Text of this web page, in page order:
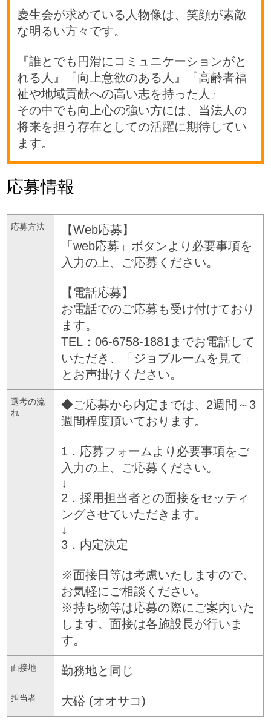
慶生会が求めている人物像は、笑顔が素敵
な明るい方々です。
『誰とでも円滑にコミュニケーションがと
れる人』『向上意欲のある人』『高齢者福
祉や地域貢献への高い志を持った人』
その中でも向上心の強い方には、当法人の
将来を担う存在としての活躍に期待してい
ます。
応募情報
応募方法
【Web応募】
「web応募」ボタンより必要事項を
入力の上、ご応募ください。
【電話応募】
お電話でのご応募も受け付けており
ます。
TEL：06-6758-1881までお電話して
いただき、「ジョブルームを見て」
とお声掛けください。
選考の流
れ
◆ご応募から内定までは、2週間～3
週間程度頂いております。
1．応募フォームより必要事項をご
入力の上、ご応募ください。
↓
2．採用担当者との面接をセッティ
ングさせていただきます。
↓
3．内定決定
※面接日等は考慮いたしますので、
お気軽にご相談ください。
※持ち物等は応募の際にご案内いた
します。面接は各施設長が行いま
す。
面接地 勤務地と同じ
担当者 大硲 (オオサコ)